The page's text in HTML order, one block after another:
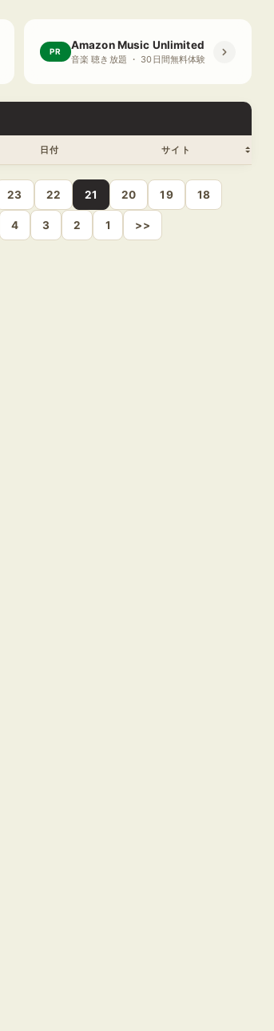
PR Amazon Music Unlimited
音楽 聴き放題 ・ 30日間無料体験
日付 サイト
23 22 21 20 19 18
4 3 2 1 >>